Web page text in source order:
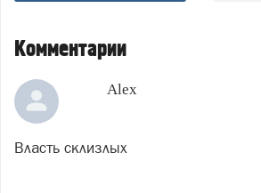
Комментарии
Alex
Власть склизлых